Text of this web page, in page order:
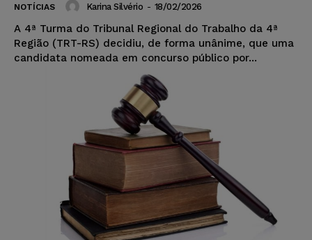
NOTÍCIAS Karina Silvério - 18/02/2026
A 4ª Turma do Tribunal Regional do Trabalho da 4ª
Região (TRT-RS) decidiu, de forma unânime, que uma
candidata nomeada em concurso público por...